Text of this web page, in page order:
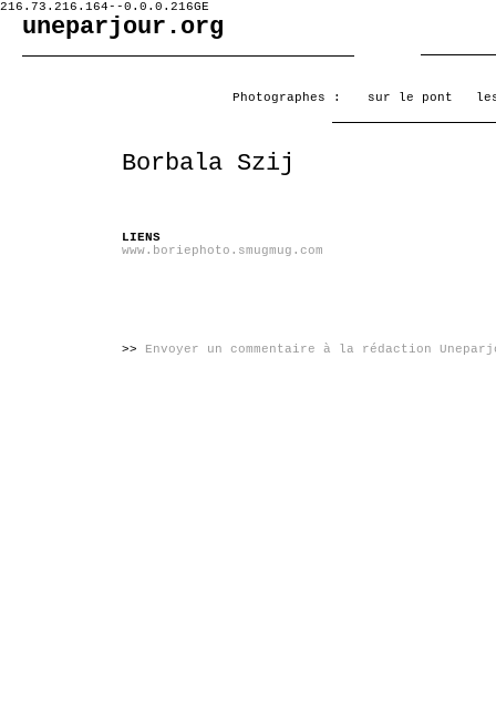
216.73.216.164--0.0.0.216GE
uneparjour.org
Photographes : sur le pont
Borbala Szij
LIENS
www.boriephoto.smugmug.com
>> Envoyer un commentaire à la rédaction